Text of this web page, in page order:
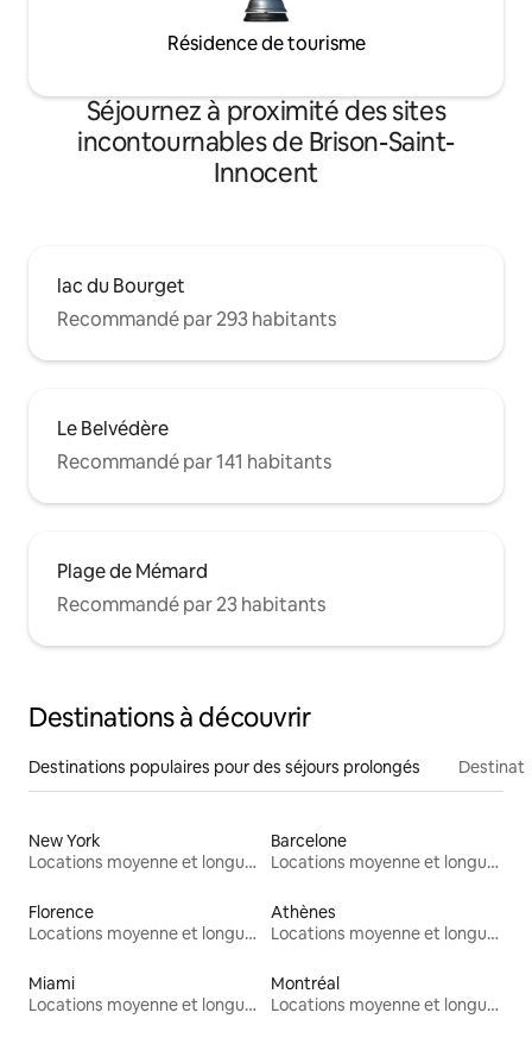
Résidence de tourisme
Séjournez à proximité des sites
incontournables de Brison-Saint-
Innocent
lac du Bourget
Recommandé par 293 habitants
Le Belvédère
Recommandé par 141 habitants
Plage de Mémard
Recommandé par 23 habitants
Destinations à découvrir
Destinations populaires pour des séjours prolongés
New York
Locations moyenne et longue durée
Barcelone
Locations moyenne et longue durée
Florence
Locations moyenne et longue durée
Athènes
Locations moyenne et longue durée
Miami
Locations moyenne et longue durée
Montréal
Locations moyenne et longue durée